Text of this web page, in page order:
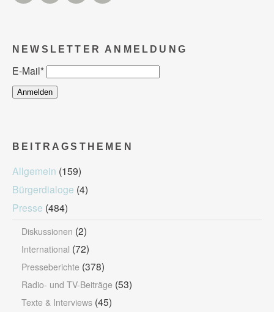
NEWSLETTER ANMELDUNG
E-Mail*
BEITRAGSTHEMEN
Allgemein (159)
Bürgerdialoge (4)
Presse (484)
Diskussionen (2)
International (72)
Presseberichte (378)
Radio- und TV-Beiträge (53)
Texte & Interviews (45)